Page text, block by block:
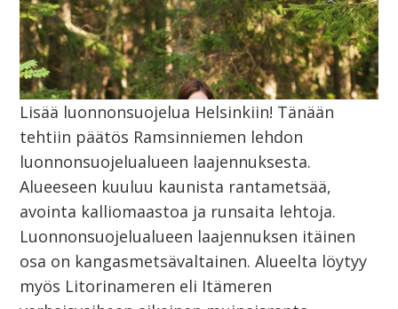
Lisää luonnonsuojelua Helsinkiin! Tänään
tehtiin päätös Ramsinniemen lehdon
luonnonsuojelualueen laajennuksesta.
Alueeseen kuuluu kaunista rantametsää,
avointa kalliomaastoa ja runsaita lehtoja.
Luonnonsuojelualueen laajennuksen itäinen
osa on kangasmetsävaltainen. Alueelta löytyy
myös Litorinameren eli Itämeren